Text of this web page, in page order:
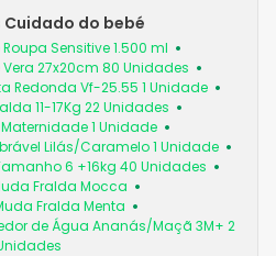
Cuidado do bebé
Sensitive 1.500 ml
27x20cm 80 Unidades
Redonda Vf-25.55 1 Unidade
11-17Kg 22 Unidades
1 Unidade
Lilás/Caramelo 1 Unidade
6 +16kg 40 Unidades
Fralda Mocca
Fralda Menta
de Água Ananás/Maçã 3M+ 2